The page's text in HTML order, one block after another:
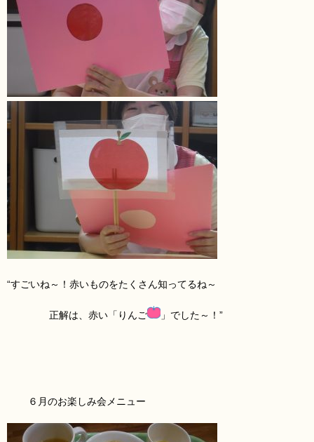
“すごいね～！赤いものをたくさん知ってるね～
正解は、赤い「りんご 」でした～！”
６月のお楽しみ会メニュー